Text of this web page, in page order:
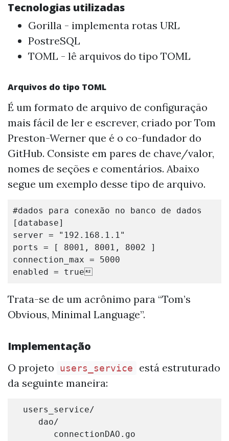
Tecnologias utilizadas
Gorilla - implementa rotas URL
PostreSQL
TOML - lê arquivos do tipo TOML
Arquivos do tipo TOML
É um formato de arquivo de configuração
mais fácil de ler e escrever, criado por Tom
Preston-Werner que é o co-fundador do
GitHub. Consiste em pares de chave/valor,
nomes de seções e comentários. Abaixo
segue um exemplo desse tipo de arquivo.
#dados para conexão no banco de dados
[database]
server =
"192.168.1.1"
ports
= [ 8001 , 8001 , 8002
]
connection_max =
5000
enabled = true
Trata-se de um acrônimo para “Tom’s
Obvious, Minimal Language”.
Implementação
O projeto users_service
está estruturado
da seguinte maneira:
users_service/
dao/
connectionDAO . go